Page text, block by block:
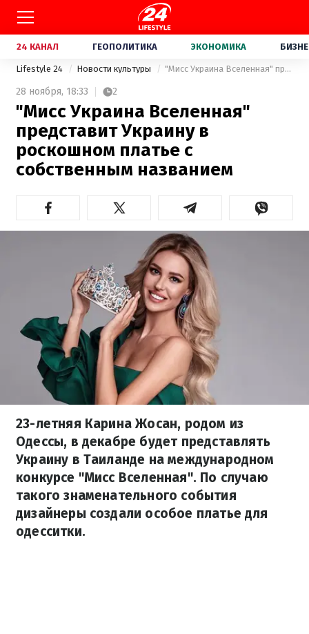
24 КАНАЛ ГЕОПОЛИТИКА ЭКОНОМИКА
Lifestyle 24 Новости культуры "Мисс Украина Вселенная" представит Украину в роскошном платье с собственным названием
28 ноября, 18:33 2
"Мисс Украина Вселенная"
представит Украину в
роскошном платье с
собственным названием
23-летняя Карина Жосан, родом из
Одессы, в декабре будет представлять
Украину в Таиланде на международном
конкурсе "Мисс Вселенная". По случаю
такого знаменательного события
дизайнеры создали особое платье для
одесситки.